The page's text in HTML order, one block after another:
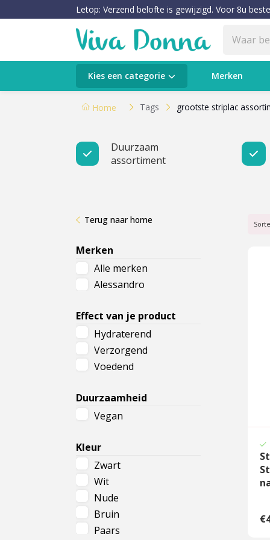
Letop: Verzend belofte is gewijzigd. Voor 8u
Kies een categorie Merken
Categorieën
Verzorging
Huidtypes & Huidcondities
Voeding & Gezondheid
Cadeau
Travel size producten
Nieuwe Striplac 2025
Home Tags grootste striplac
Duurzaam
assortiment
Terug naar home
Merken
Alle merken
Alessandro
Effect van je product
Hydraterend
Verzorgend
Voedend
Duurzaamheid
Vegan
Kleur
Zwart
Wit
Nude
Bruin
Paars